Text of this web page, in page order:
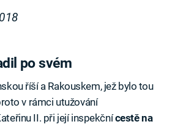
po svém
říší a Rakouskem, jež bylo tou
v rámci utužování
II. při její inspekčnícestě na